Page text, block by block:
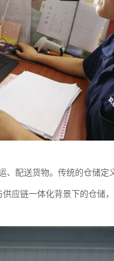
配送货物。传统的仓储定
应链一体化背景下的仓储